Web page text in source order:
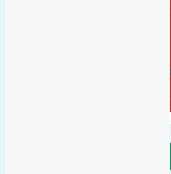
Cần bán
giá thôn Xuân Canh
Cần bán 142m2(10,2x14) đất
Xuân Canh đường rộng 7m
6m hướng Tây Nam ( lô góc )